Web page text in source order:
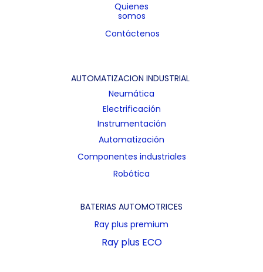
Quienes
somos
Contáctenos
AUTOMATIZACION INDUSTRIAL
Neumática
Electrificación
Instrumentación
Automatización
Componentes industriales
Robótica
BATERIAS AUTOMOTRICES
Ray plus premium
Ray plus ECO